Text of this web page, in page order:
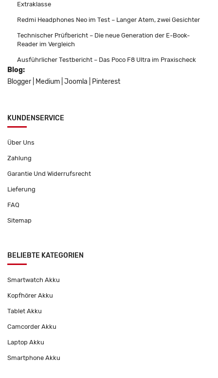
Extraklasse
Redmi Headphones Neo im Test – Langer Atem, zwei Gesichter
Technischer Prüfbericht – Die neue Generation der E-Book-
Reader im Vergleich
Ausführlicher Testbericht – Das Poco F8 Ultra im Praxischeck
Blog:
Blogger
Medium Joomla Pinterest
KUNDENSERVICE
Über Uns
Zahlung
Garantie Und Widerrufsrecht
Lieferung
FAQ
Sitemap
BELIEBTE KATEGORIEN
Smartwatch Akku
Kopfhörer Akku
Tablet Akku
Camcorder Akku
Laptop Akku
Smartphone Akku